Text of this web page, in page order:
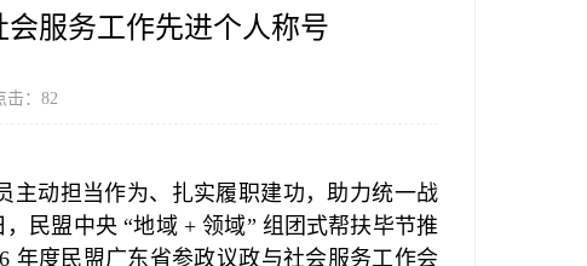
服务工作先进个人称号
： 82
主动担当作为、扎实履职建功，助力统一战
，民盟中央“地域 +领域” 组团式帮扶毕节推
年度民盟广东省参政议政与社会服务工作会